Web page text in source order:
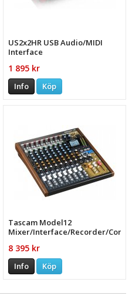
US2x2HR USB Audio/MIDI
Interface
1 895 kr
Info Köp
Tascam Model12
Mixer/Interface/Recorder/
8 395 kr
Info Köp